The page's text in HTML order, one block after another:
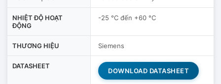
NHIỆT ĐỘ HOẠT
ĐỘNG
-25 °C đến +60 °C
THƯƠNG HIỆU Siemens
DATASHEET
DOWNLOAD DATASHEET